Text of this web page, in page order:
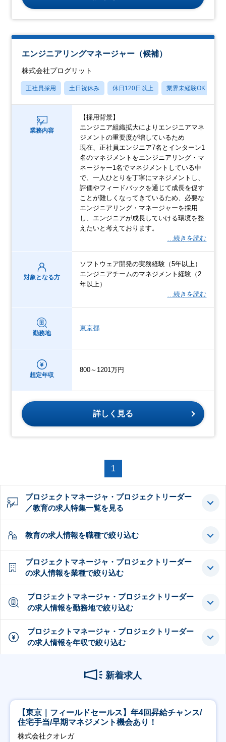
エンジニアリングマネージャー（候補）
株式会社プログリット
正社員採用 土日祝休み 休日120日以上 業界未経験OK
業務内容
【採用背景】
エンジニア組織拡大によりエンジニアマネ
ジメントの重要度が増しているため
現在、正社員エンジニア7名とインターン1
名のマネジメントをエンジニアリング・マ
ネージャー1名でマネジメントしている中
で、一人ひとりを丁寧にマネジメントし、
評価やフィードバックを通じて成長を促す
ことが難しくなってきているため、必要な
エンジニアリング・マネージャーを採用
し、エンジニアが成長していける環境を整
えたいと考えております。
…続きを読む
対象となる方
ソフトウェア開発の実務経験（5年以上）
エンジニアチームのマネジメント経験（2
年以上）
…続きを読む
勤務地
東京都
想定年収
800～1201万円
詳しく見る
1
プロジェクトマネージャ・プロジェクトリーダー
／教育の求人特集一覧を見る
教育の求人情報を職種で絞り込む
プロジェクトマネージャ・プロジェクトリーダー
の求人情報を業種で絞り込む
プロジェクトマネージャ・プロジェクトリーダー
の求人情報を勤務地で絞り込む
プロジェクトマネージャ・プロジェクトリーダー
の求人情報を年収で絞り込む
新着求人
【東京｜フィールドセールス】年4回昇給チャンス/
住宅手当/早期マネジメント機会あり！
株式会社クオレガ